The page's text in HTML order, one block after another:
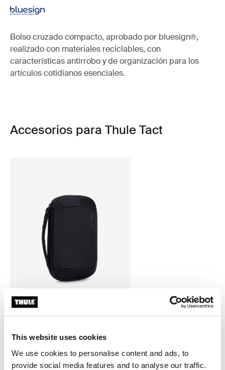
This website uses cookies
We use cookies to personalise content and ads, to
provide social media features and to analyse our traffic.
Bolso cruzado compacto, aprobado por bluesign®,
realizado con materiales reciclables, con
características antirrobo y de organización para los
artículos cotidianos esenciales.
Accesorios para Thule Tact
electrónicos mediano negro